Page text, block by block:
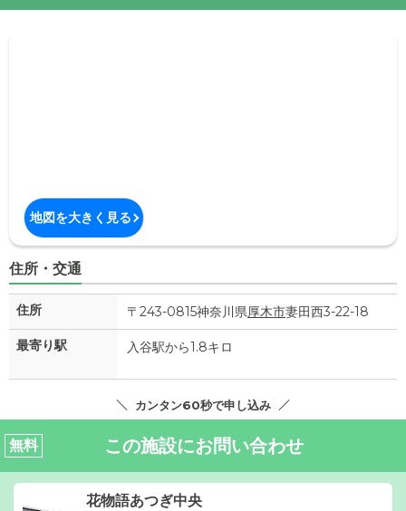
地図を大きく見る
住所・交通
住所 〒243-0815神奈川県厚木市妻田西3-22-18
最寄り駅 入谷駅から1.8キロ
カンタン60秒で申し込み
無料 この施設にお問い合わせ
花物語あつぎ中央